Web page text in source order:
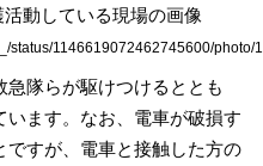
status/1146619072462745600/photo/1
隊らが駆けつけるととも
ます。なお、電車が破損す
ですが、電車と接触した方の